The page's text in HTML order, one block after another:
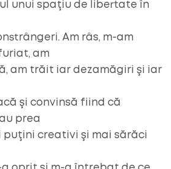
unui spaţiu de libertate în
Am râs, m-am
am
am trăit iar dezamăgiri şi iar
şi convinsă fiind că
prea
puţini creativi şi mai sărăci